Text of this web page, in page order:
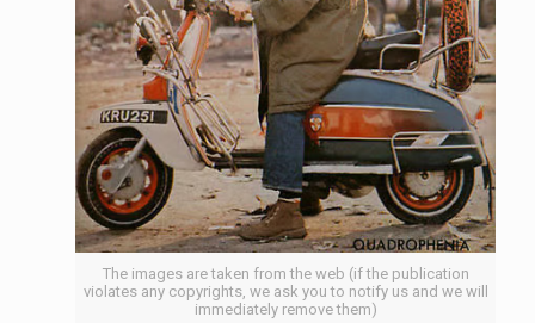
The images are taken from the web (if the publication
violates any copyrights, we ask you to notify us and we will
immediately remove them)